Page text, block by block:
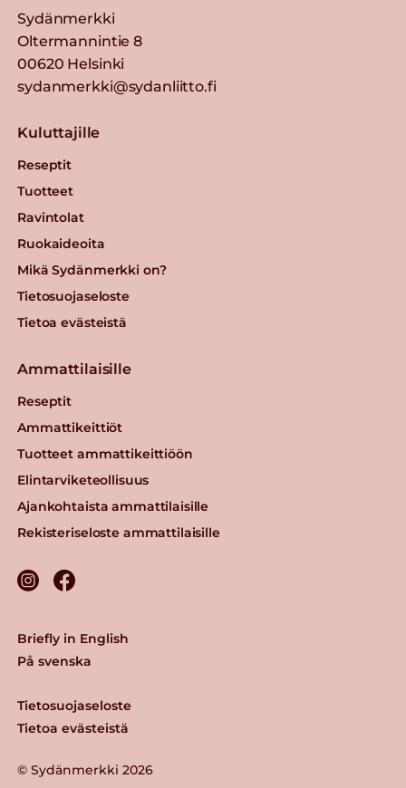
Sydänmerkki
Oltermannintie 8
00620 Helsinki
sydanmerkki@sydanliitto.fi
Kuluttajille
Reseptit
Tuotteet
Ravintolat
Ruokaideoita
Mikä Sydänmerkki on?
Tietosuojaseloste
Tietoa evästeistä
Ammattilaisille
Reseptit
Ammattikeittiöt
Tuotteet ammattikeittiöön
Elintarviketeollisuus
Ajankohtaista ammattilaisille
Rekisteriseloste ammattilaisille
© Sydänmerkki 2026
Tietosuojaseloste
Tietoa evästeistä
Briefly in English
På svenska